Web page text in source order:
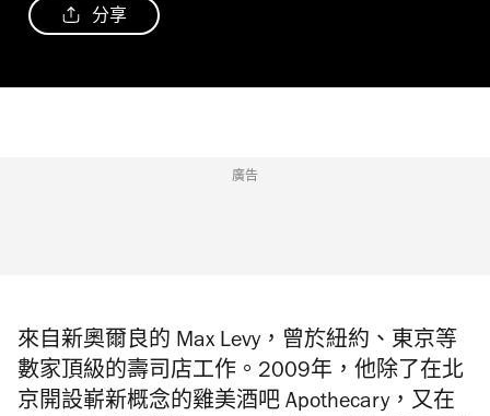
分享
廣告
來自新奧爾良的 Max Levy，曾於紐約、東京等
數家頂級的壽司店工作。2009年，他除了在北
京開設嶄新概念的雞美酒吧 Apothecary，又在